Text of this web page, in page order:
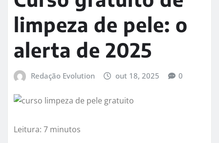
limpeza de pele: o
alerta de 2025
Redação Evolution out 18, 2025 0
Leitura: 7 minutos